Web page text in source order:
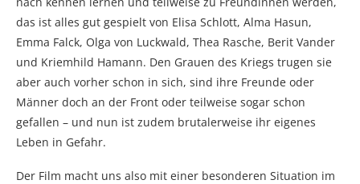
das ist alles gut gespielt von Elisa Schlott, Alma Hasun,
Emma Falck, Olga von Luckwald, Thea Rasche, Berit Vander
und Kriemhild Hamann. Den Grauen des Kriegs trugen sie
aber auch vorher schon in sich, sind ihre Freunde oder
Männer doch an der Front oder teilweise sogar schon
gefallen – und nun ist zudem brutalerweise ihr eigenes
Leben in Gefahr.
Der Film macht uns also mit einer besonderen Situation im